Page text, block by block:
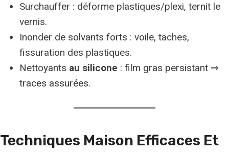
Surchauffer : déforme plastiques/plexi, ternit le
vernis.
Inonder de solvants forts : voile, taches,
fissuration des plastiques.
Nettoyants au silicone : film gras persistant ⇒
traces assurées.
Techniques Maison Efficaces Et